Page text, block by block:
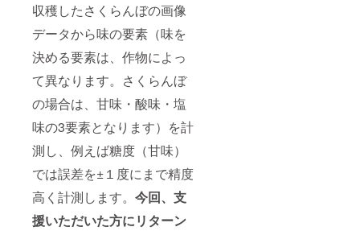
収穫したさくらんぼの画像
データから味の要素（味を
決める要素は、作物によっ
て異なります。さくらんぼ
の場合は、甘味・酸味・塩
味の3要素となります）を計
測し、例えば糖度（甘味）
では誤差を±１度にまで精度
高く計測します。 今回、支
援いただいた方にリターン